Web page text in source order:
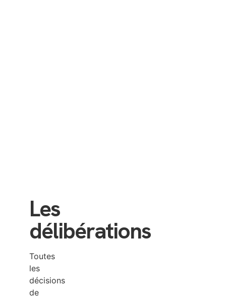
Les
délibérations
Toutes
les
décisions
de